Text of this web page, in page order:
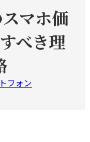
マホ価
べき理
フォン